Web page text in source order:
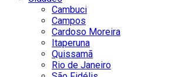
Cambuci
Campos
Cardoso Moreira
Itaperuna
Quissamã
Rio de Janeiro